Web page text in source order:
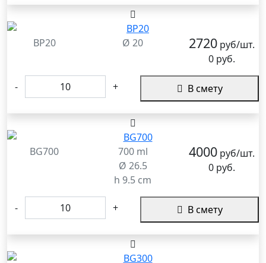
BP20 Ø 20 2720руб/шт.
0 руб.
- + В смету
BG700
700 ml
Ø 26.5
h 9.5 cm
4000руб/шт.
0 руб.
- + В смету